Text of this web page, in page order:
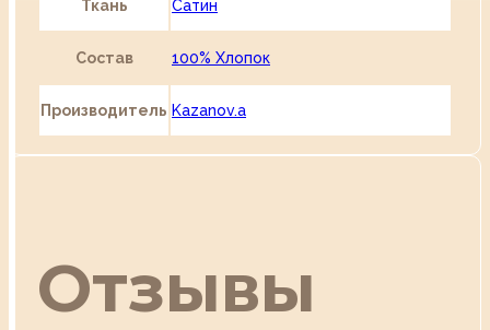
Ткань Сатин
Состав 100% Хлопок
Производитель Kazanov.a
Отзывы